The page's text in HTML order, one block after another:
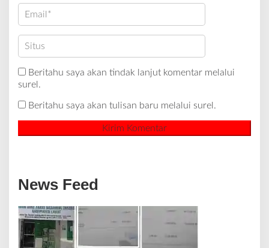
Beritahu saya akan tindak lanjut komentar melalui
surel.
Beritahu saya akan tulisan baru melalui surel.
News Feed